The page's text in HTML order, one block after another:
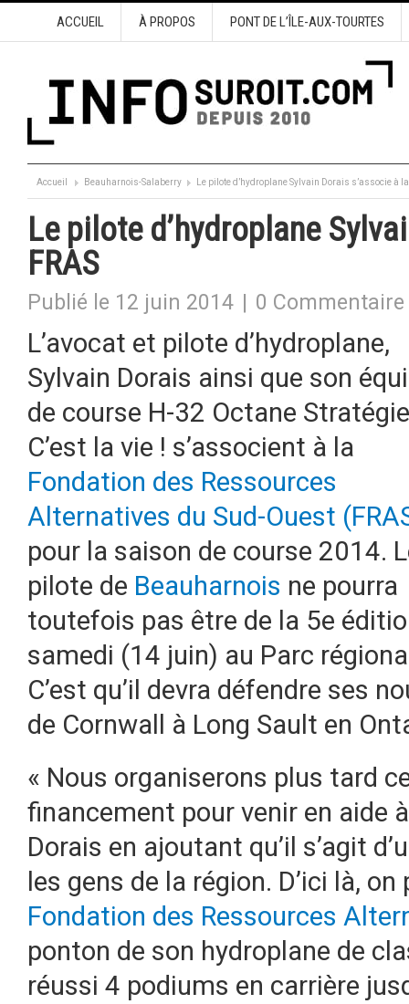
ACCUEIL À PROPOS PONT DE L’ÎLE-AUX-TOURTES
Accueil Beauharnois-Salaberry Le pilote d’hydroplane Sylvain Dorais s’associe à la
Le pilote d’hydroplane
FRAS
Publié le 12 juin 2014 0 Commentaire
L’avocat et pilote d’hydroplane,
Sylvain Dorais ainsi que son
de course H-32 Octane
C’est la vie ! s’associent à la
Fondation des Ressources
Alternatives du Sud-Ouest
pour la saison de course 2014.
pilote de Beauharnois ne pourra
toutefois pas être de la 5e
samedi (14 juin) au Parc
C’est qu’il devra défendre ses
de Cornwall à Long Sault en
« Nous organiserons plus tard
financement pour venir en aide
Dorais en ajoutant qu’il s’agit
les gens de la région. D’ici là,
Fondation des Ressources
ponton de son hydroplane de
réussi 4 podiums en carrière